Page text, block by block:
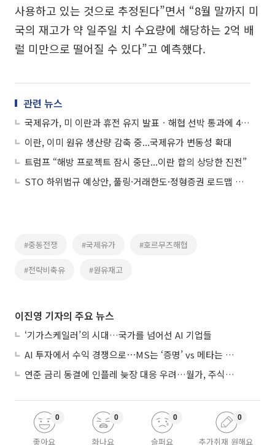
사용하고 있는 것으로 추정된다”면서 “8월 말까지 미
국의 재고가 약 일주일 치 수요량에 해당하는 2억 배
럴 미만으로 떨어질 수 있다”고 예측했다.
관련 뉴스
국제유가, 미 이란과 휴전 유지 발표ㆍ해협 선박 통과에 4%↓
이란, 이미 원유 생산량 감축 중...국제유가 변동성 확대
트럼프 “해방 프로젝트 잠시 중단...이란 합의 상당한 진전”
STO 하위법규 예상안, 풀링·거래한도·정형증권 로드맵 제시
#중동전쟁 #국제유가 #호르무즈해협
#전략비축유 #원유재고
이진영 기자의 주요 뉴스
‘기가스케일러’의 시대…국가를 넘어선 AI 기업들
AI 투자에서 수익 경쟁으로⋯MS는 ‘증명’ vs 메타는 ‘숙제’
연준 금리 동결에 인플레 늦장 대응 우려…월가, 주식도 채권도 던졌다
좋아요
0
화나요
0
슬퍼요
0
추가취재 원해요
0